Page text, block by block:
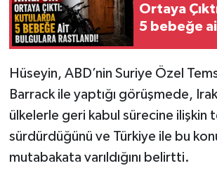
Ortaya
5 bebeğe
Hüseyin, ABD’nin Suriye Özel
Barrack ile yaptığı görüşmede,
ülkelerle geri kabul sürecine ilişkin
sürdürdüğünü ve Türkiye ile bu
mutabakata varıldığını belirtti.